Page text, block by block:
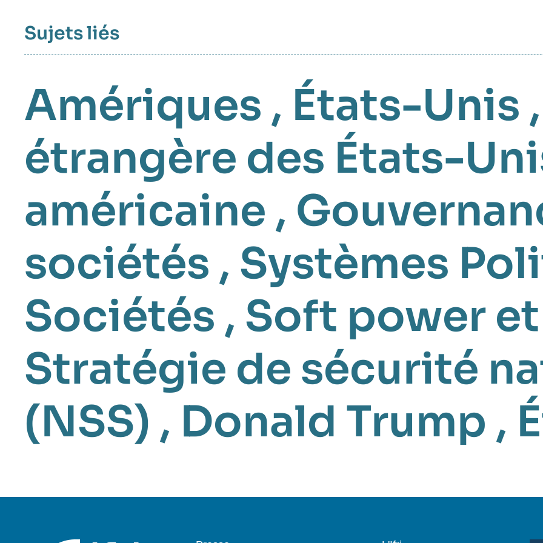
Sujets liés
Amériques , États-Unis
étrangère des États-
américaine ,
sociétés , Systèmes
Sociétés , Soft power
Stratégie de sécurité
(NSS) , Donald Trump ,